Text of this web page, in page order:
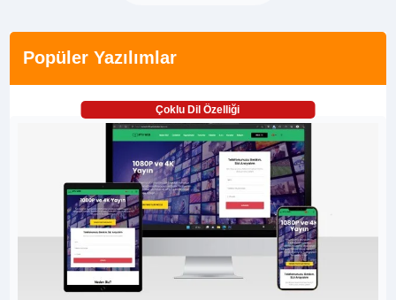
Popüler Yazılımlar
Çoklu Dil Özelliği